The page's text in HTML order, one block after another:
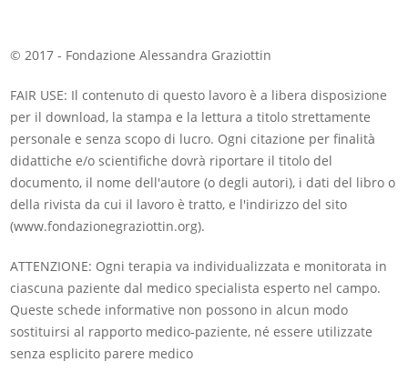
© 2017 - Fondazione Alessandra Graziottin
FAIR USE: Il contenuto di questo lavoro è a libera disposizione
per il download, la stampa e la lettura a titolo strettamente
personale e senza scopo di lucro. Ogni citazione per finalità
didattiche e/o scientifiche dovrà riportare il titolo del
documento, il nome dell'autore (o degli autori), i dati del libro o
della rivista da cui il lavoro è tratto, e l'indirizzo del sito
(www.fondazionegraziottin.org).
ATTENZIONE: Ogni terapia va individualizzata e monitorata in
ciascuna paziente dal medico specialista esperto nel campo.
Queste schede informative non possono in alcun modo
sostituirsi al rapporto medico-paziente, né essere utilizzate
senza esplicito parere medico